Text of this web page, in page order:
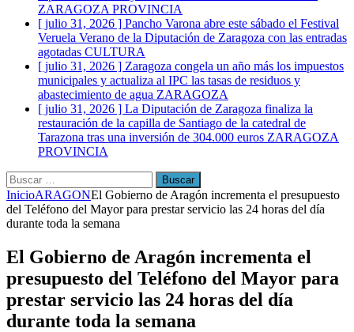
ZARAGOZA PROVINCIA
[ julio 31, 2026 ] Pancho Varona abre este sábado el Festival
Veruela Verano de la Diputación de Zaragoza con las entradas
agotadas CULTURA
[ julio 31, 2026 ] Zaragoza congela un año más los impuestos
municipales y actualiza al IPC las tasas de residuos y
abastecimiento de agua ZARAGOZA
[ julio 31, 2026 ] La Diputación de Zaragoza finaliza la
restauración de la capilla de Santiago de la catedral de
Tarazona tras una inversión de 304.000 euros ZARAGOZA
PROVINCIA
Buscar:
InicioARAGONEl Gobierno de Aragón incrementa el presupuesto
del Teléfono del Mayor para prestar servicio las 24 horas del día
durante toda la semana
El Gobierno de Aragón incrementa el
presupuesto del Teléfono del Mayor para
prestar servicio las 24 horas del día
durante toda la semana